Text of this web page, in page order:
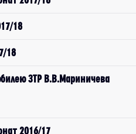
18
18
ЗТР В.В.Мариничева
2016/17